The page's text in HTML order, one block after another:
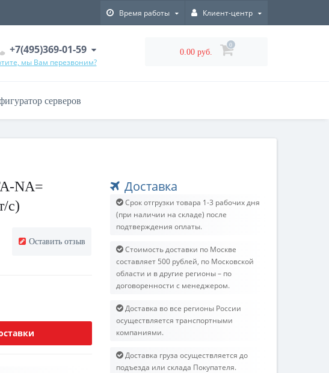
Время работы Клиент-центр
+7(495)369-01-59
мы Вам перезвоним?
0.00 руб.
0
серверов
NA=
с)
Оставить отзыв
Доставка
Срок отгрузки товара 1-3 рабочих дня
(при наличии на складе) после
подтверждения оплаты.
Стоимость доставки по Москве
составляет 500 рублей, по Московской
области и в другие регионы – по
договоренности с менеджером.
Доставка во все регионы России
осуществляется транспортными
компаниями.
Доставка груза осуществляется до
подъезда или склада Покупателя.